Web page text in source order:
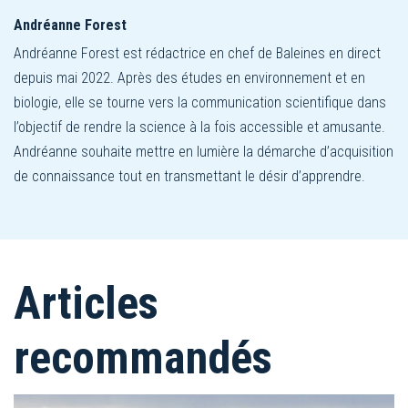
Andréanne Forest
Andréanne Forest est rédactrice en chef de Baleines en direct
depuis mai 2022. Après des études en environnement et en
biologie, elle se tourne vers la communication scientifique dans
l’objectif de rendre la science à la fois accessible et amusante.
Andréanne souhaite mettre en lumière la démarche d’acquisition
de connaissance tout en transmettant le désir d’apprendre.
Articles
recommandés